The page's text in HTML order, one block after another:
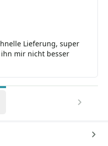
Lieferung, super
mir nicht besser